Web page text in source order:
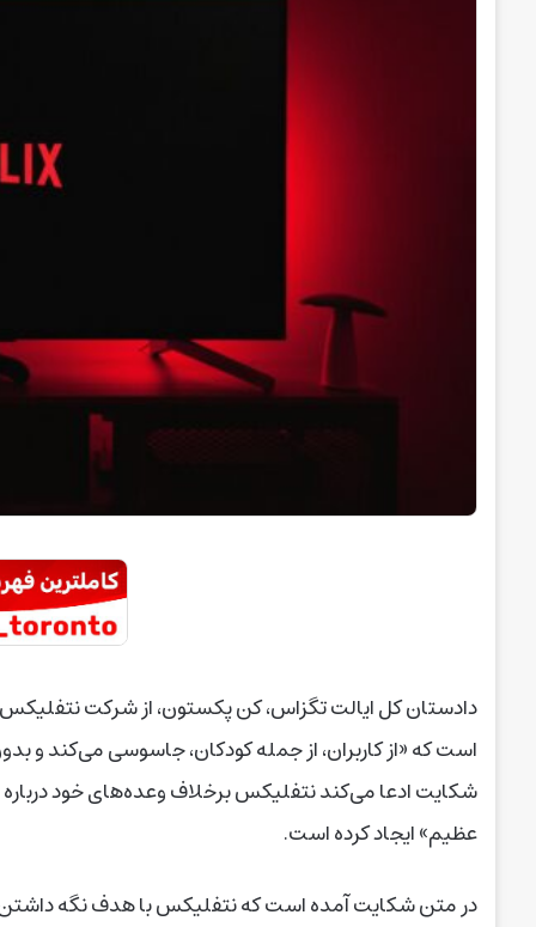
دادستان کل ایالت تگزاس، کن پکستون، از شرکت
است که «از کاربران، از جمله کودکان، جاسوسی می‌کند و
شکایت ادعا می‌کند نتفلیکس برخلاف وعده‌های خود
عظیم» ایجاد کرده است.
در متن شکایت آمده است که نتفلیکس با هدف نگه داشتن